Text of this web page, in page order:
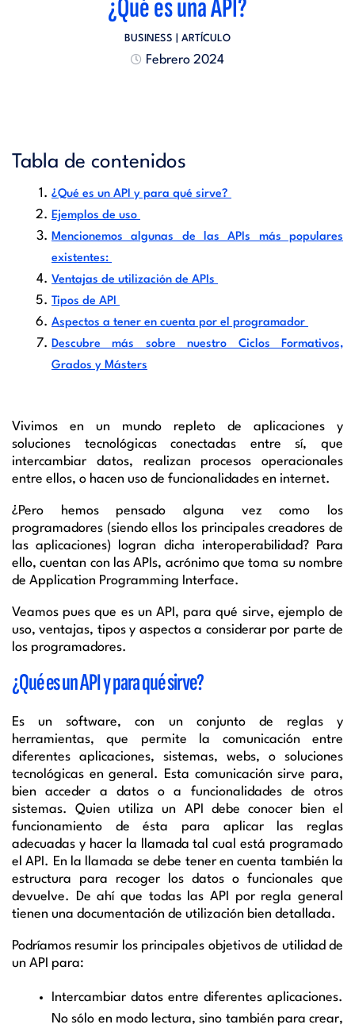
¿Qué es una API?
BUSINESS | ARTÍCULO
Febrero 2024
Tabla de contenidos
¿Qué es un API y para qué sirve?
Ejemplos de uso
Mencionemos algunas de las APIs más populares
existentes:
Ventajas de utilización de APIs
Tipos de API
Aspectos a tener en cuenta por el programador
Descubre más sobre nuestro Ciclos Formativos,
Grados y Másters
Vivimos en un mundo repleto de aplicaciones y
soluciones tecnológicas conectadas entre sí, que
intercambiar datos, realizan procesos operacionales
entre ellos, o hacen uso de funcionalidades en internet.
¿Pero hemos pensado alguna vez como los
programadores (siendo ellos los principales creadores de
las aplicaciones) logran dicha interoperabilidad? Para
ello, cuentan con las APIs, acrónimo que toma su nombre
de Application Programming Interface.
Veamos pues que es un API, para qué sirve, ejemplo de
uso, ventajas, tipos y aspectos a considerar por parte de
los programadores.
¿Qué es un API y para qué sirve?
Es un software, con un conjunto de reglas y
herramientas, que permite la comunicación entre
diferentes aplicaciones, sistemas, webs, o soluciones
tecnológicas en general. Esta comunicación sirve para,
bien acceder a datos o a funcionalidades de otros
sistemas. Quien utiliza un API debe conocer bien el
funcionamiento de ésta para aplicar las reglas
adecuadas y hacer la llamada tal cual está programado
el API. En la llamada se debe tener en cuenta también la
estructura para recoger los datos o funcionales que
devuelve. De ahí que todas las API por regla general
tienen una documentación de utilización bien detallada.
Podríamos resumir los principales objetivos de utilidad de
un API para:
Intercambiar datos entre diferentes aplicaciones.
No sólo en modo lectura, sino también para crear,